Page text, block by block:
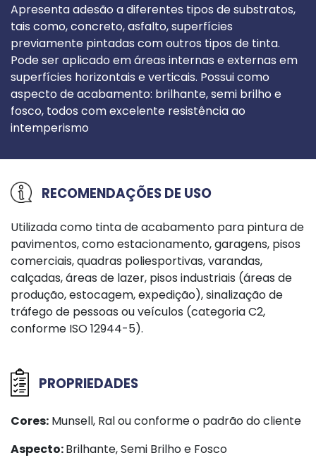
Apresenta adesão a diferentes tipos de substratos,
tais como, concreto, asfalto, superfícies
previamente pintadas com outros tipos de tinta.
Pode ser aplicado em áreas internas e externas em
superfícies horizontais e verticais. Possui como
aspecto de acabamento: brilhante, semi brilho e
fosco, todos com excelente resistência ao
intemperismo
RECOMENDAÇÕES DE USO
Utilizada como tinta de acabamento para pintura de
pavimentos, como estacionamento, garagens, pisos
comerciais, quadras poliesportivas, varandas,
calçadas, áreas de lazer, pisos industriais (áreas de
produção, estocagem, expedição), sinalização de
tráfego de pessoas ou veículos (categoria C2,
conforme ISO 12944-5).
PROPRIEDADES
Cores: Munsell, Ral ou conforme o padrão do cliente
Aspecto:Brilhante, Semi Brilho e Fosco